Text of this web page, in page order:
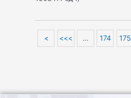
< <<< … 174 175